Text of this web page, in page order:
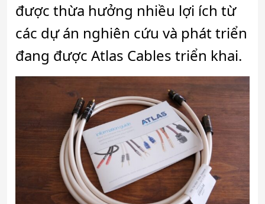
được thừa hưởng nhiều lợi ích từ
các dự án nghiên cứu và phát triển
đang được Atlas Cables triển khai.